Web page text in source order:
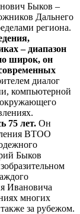
Быков –
Дальнего
региона.
– диапазон
широк, он
диалог
компьютерной
окружающего
75 лет. Он
ВТОО
Быков
Ивановича
многих
за рубежом.